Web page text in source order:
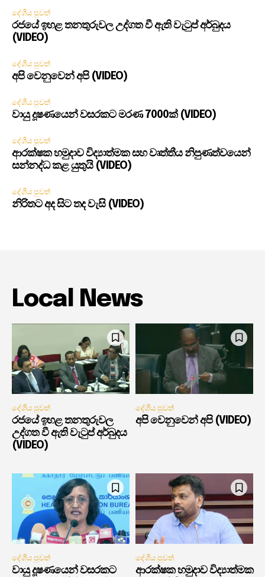
දේශීය පුවත්
රජයේ ඉහළ තනතුරුවල උද්ගත වී ඇති වැටුප් අර්බුදය
(VIDEO)
දේශීය පුවත්
අපි වෙනුවෙන් අපි (VIDEO)
දේශීය පුවත්
වායු දූෂණයෙන් වසරකට මරණ 7000ක් (VIDEO)
දේශීය පුවත්
ආරක්ෂක හමුදාව විද්‍යාත්මක සහ වෘත්තීය නිපුණත්වයෙන්
සන්නද්ධ කළ යුතුයි (VIDEO)
දේශීය පුවත්
නිරිතට අද සිට තද වැසි (VIDEO)
Local News
දේශීය පුවත්
රජයේ ඉහළ තනතුරුවල
උද්ගත වී ඇති වැටුප් අර්බුදය
(VIDEO)
දේශීය පුවත්
අපි වෙනුවෙන් අපි (VIDEO)
දේශීය පුවත්
වායු දූෂණයෙන් වසරකට
දේශීය පුවත්
ආරක්ෂක හමුදාව විද්‍යාත්මක